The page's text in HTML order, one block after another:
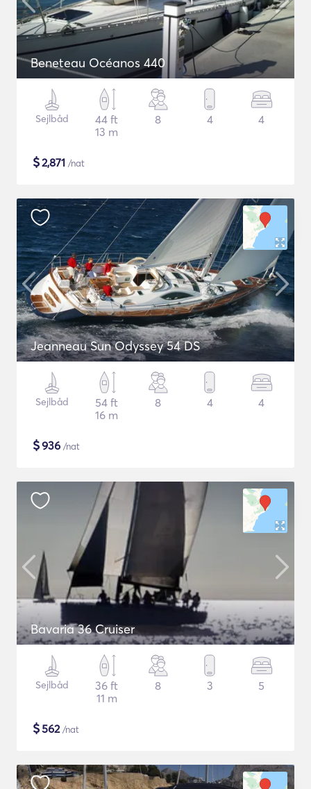
Beneteau Océanos 440
Sejlbåd
44 ft
13 m
8 4 4
$2,871 /nat
Jeanneau Sun Odyssey 54 DS
Sejlbåd
54 ft
16 m
8 4 4
$936 /nat
Bavaria 36 Cruiser
Sejlbåd
36 ft
11 m
8 3 5
$562/nat